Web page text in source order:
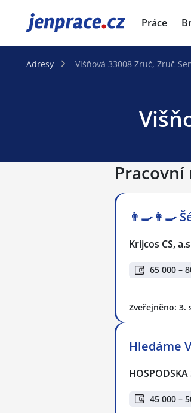
JenPráce.cz Práce
Adresy Višňová 33008 Zruč, Zruč-
Pracovní
👨‍🍳👩‍🍳​​​​​​​
Krijcos CS,
65 000 –
Zveřejněno: 3.
Hledáme
45 000 –